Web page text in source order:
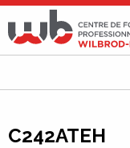
Wilbrod-
C242ATEH